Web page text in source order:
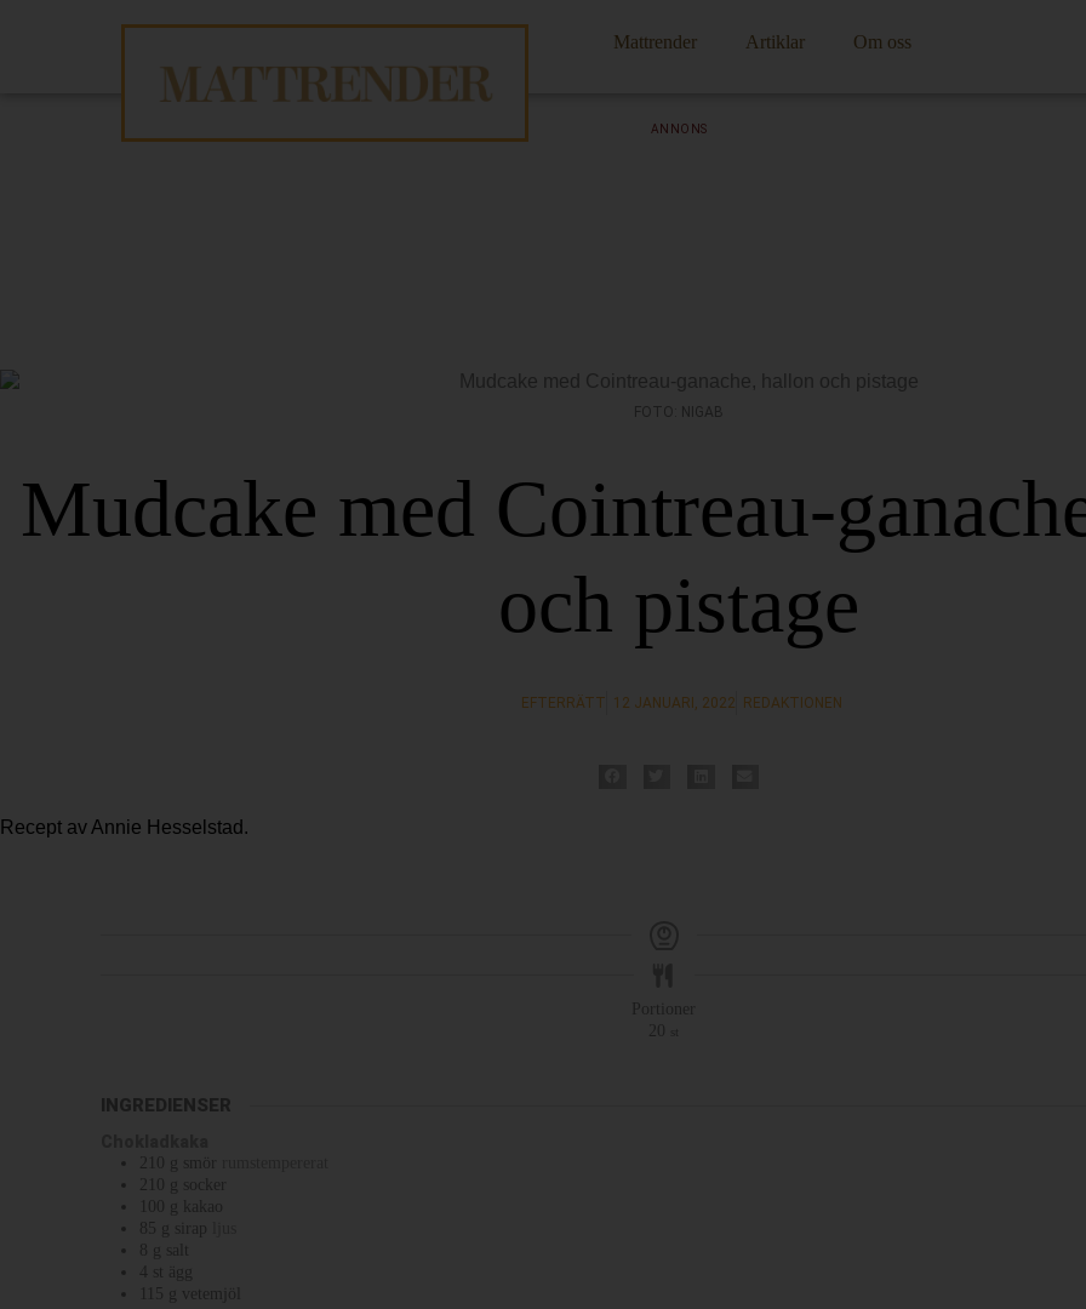
Mattrender Artiklar Om oss
ANNONS
FOTO: NIGAB
Mudcake med Cointreau-
och pistage
EFTERRÄTT 12 JANUARI, 2022 REDAKTIONEN
Recept av Annie Hesselstad.
Portioner
20
INGREDIENSER
210 g smör
210
g
socker
g
kakao
85 g sirap
g
salt
4
st
ägg
115 g vetemjöl